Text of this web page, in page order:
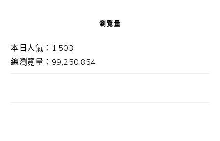
瀏覽量
本日人氣：1,503
總瀏覽量：99,250,854